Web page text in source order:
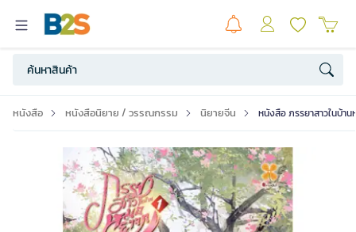
หนังสือ หนังสือนิยาย / วรรณกรรม นิยายจีน หนังสือ ภรรยาสาวในบ้าน